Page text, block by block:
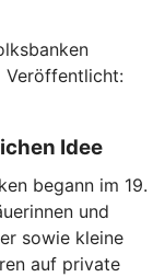
Veröffentlicht:
Idee
begann im 19.
und
sowie kleine
auf private